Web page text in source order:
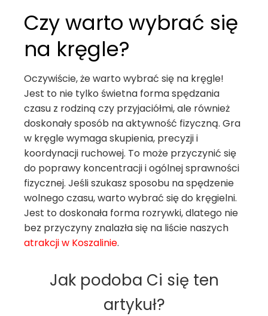
Czy warto wybrać się
na kręgle?
Oczywiście, że warto wybrać się na kręgle!
Jest to nie tylko świetna forma spędzania
czasu z rodziną czy przyjaciółmi, ale również
doskonały sposób na aktywność fizyczną. Gra
w kręgle wymaga skupienia, precyzji i
koordynacji ruchowej. To może przyczynić się
do poprawy koncentracji i ogólnej sprawności
fizycznej. Jeśli szukasz sposobu na spędzenie
wolnego czasu, warto wybrać się do kręgielni.
Jest to doskonała forma rozrywki, dlatego nie
bez przyczyny znalazła się na liście naszych
atrakcji w Koszalinie.
Jak podoba Ci się ten
artykuł?